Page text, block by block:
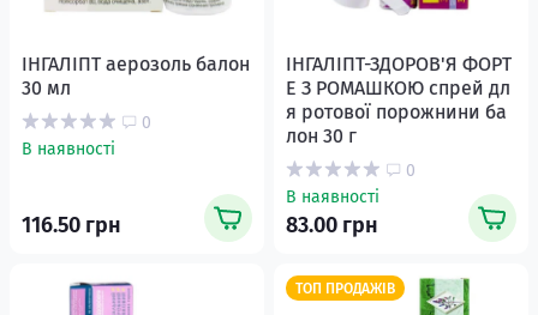
ІНГАЛІПТ аерозоль балон
30 мл
0
В наявності
116.50 грн
ІНГАЛІПТ-ЗДОРОВ'Я ФОРТ
Е З РОМАШКОЮ спрей дл
я ротової порожнини ба
лон 30 г
0
В наявності
83.00 грн
ТОП ПРОДАЖІВ